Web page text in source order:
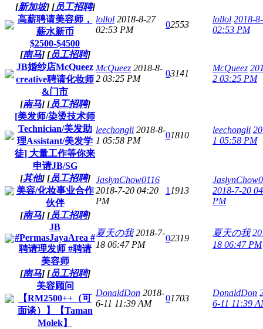
[新加坡] [员工招聘]
高薪聘请美容师，
薪水新币
$2500-$4500
lollol 2018-8-27
02:53 PM
02553
lollol 2018-
02:53 PM
[南马] [员工招聘]
JB婚纱店McQueez
creative聘请化妆师
&门市
McQueez 2018-8-
2 03:25 PM
03141
McQueez
2 03:25 PM
[南马] [员工招聘]
[美发师/染烫技术师
Technician/美发助
理Assistant/美发学
徒] 大量工作等你来
申请JB/SG
leechongli 2018-8-
1 05:58 PM
01810
leechongli
1 05:58 PM
[其他] [员工招聘]
美容/化妆事业合作
伙伴
JaslynChow0116
2018-7-20 04:20
PM
1 1913
2018-7-20
PM
[南马] [员工招聘]
JB
#PermasJayaArea #
聘请理发师 #聘请
美容师
夏天の我 2018-7-
18 06:47 PM
02319
夏天の我
18 06:47 PM
[南马] [员工招聘]
美容顾问
【RM2500++（可
面谈）】【Taman
Molek】
DonaldDon 2018-
6-11 11:39 AM
01703
DonaldDon
6-11 11:39